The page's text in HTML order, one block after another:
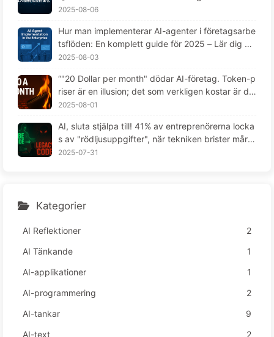
ort i alltid "glömmer" i kritiska stunder, medan ko
0%? — Lär känna AI169
2025-08-06
Hur man implementerar AI-agenter i företagsarbe
tsflöden: En komplett guide för 2025 – Lär dig AI
långsamt 166
2025-08-03
“"20 Dollar per month" dödar AI-företag. Token-p
riser är en illusion; det som verkligen kostar är din
girighet -- Lär dig AI långsamt 164“
2025-08-01
AI, sluta stjälpa till! 41% av entreprenörerna locka
s av "rödljusuppgifter", när tekniken brister mår d
e anställda ännu sämre — Lär känna AI sakta 163
2025-07-31
Kategorier
AI Reflektioner
2
AI Tänkande
1
AI-applikationer
1
AI-programmering
2
AI-tankar
9
AI-text
2